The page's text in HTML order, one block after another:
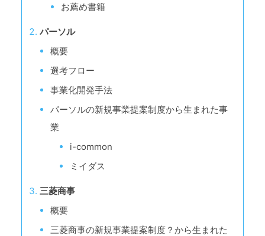
お薦め書籍
パーソル
概要
選考フロー
事業化開発手法
パーソルの新規事業提案制度から生まれた事
業
i-common
ミイダス
三菱商事
概要
三菱商事の新規事業提案制度？から生まれた